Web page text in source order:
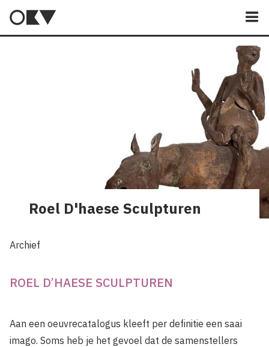
Roel D'haese Sculpturen
Archief
ROEL D’HAESE SCULPTUREN
Aan een oeuvrecatalogus kleeft per definitie een saai
imago. Soms heb je het gevoel dat de samenstellers